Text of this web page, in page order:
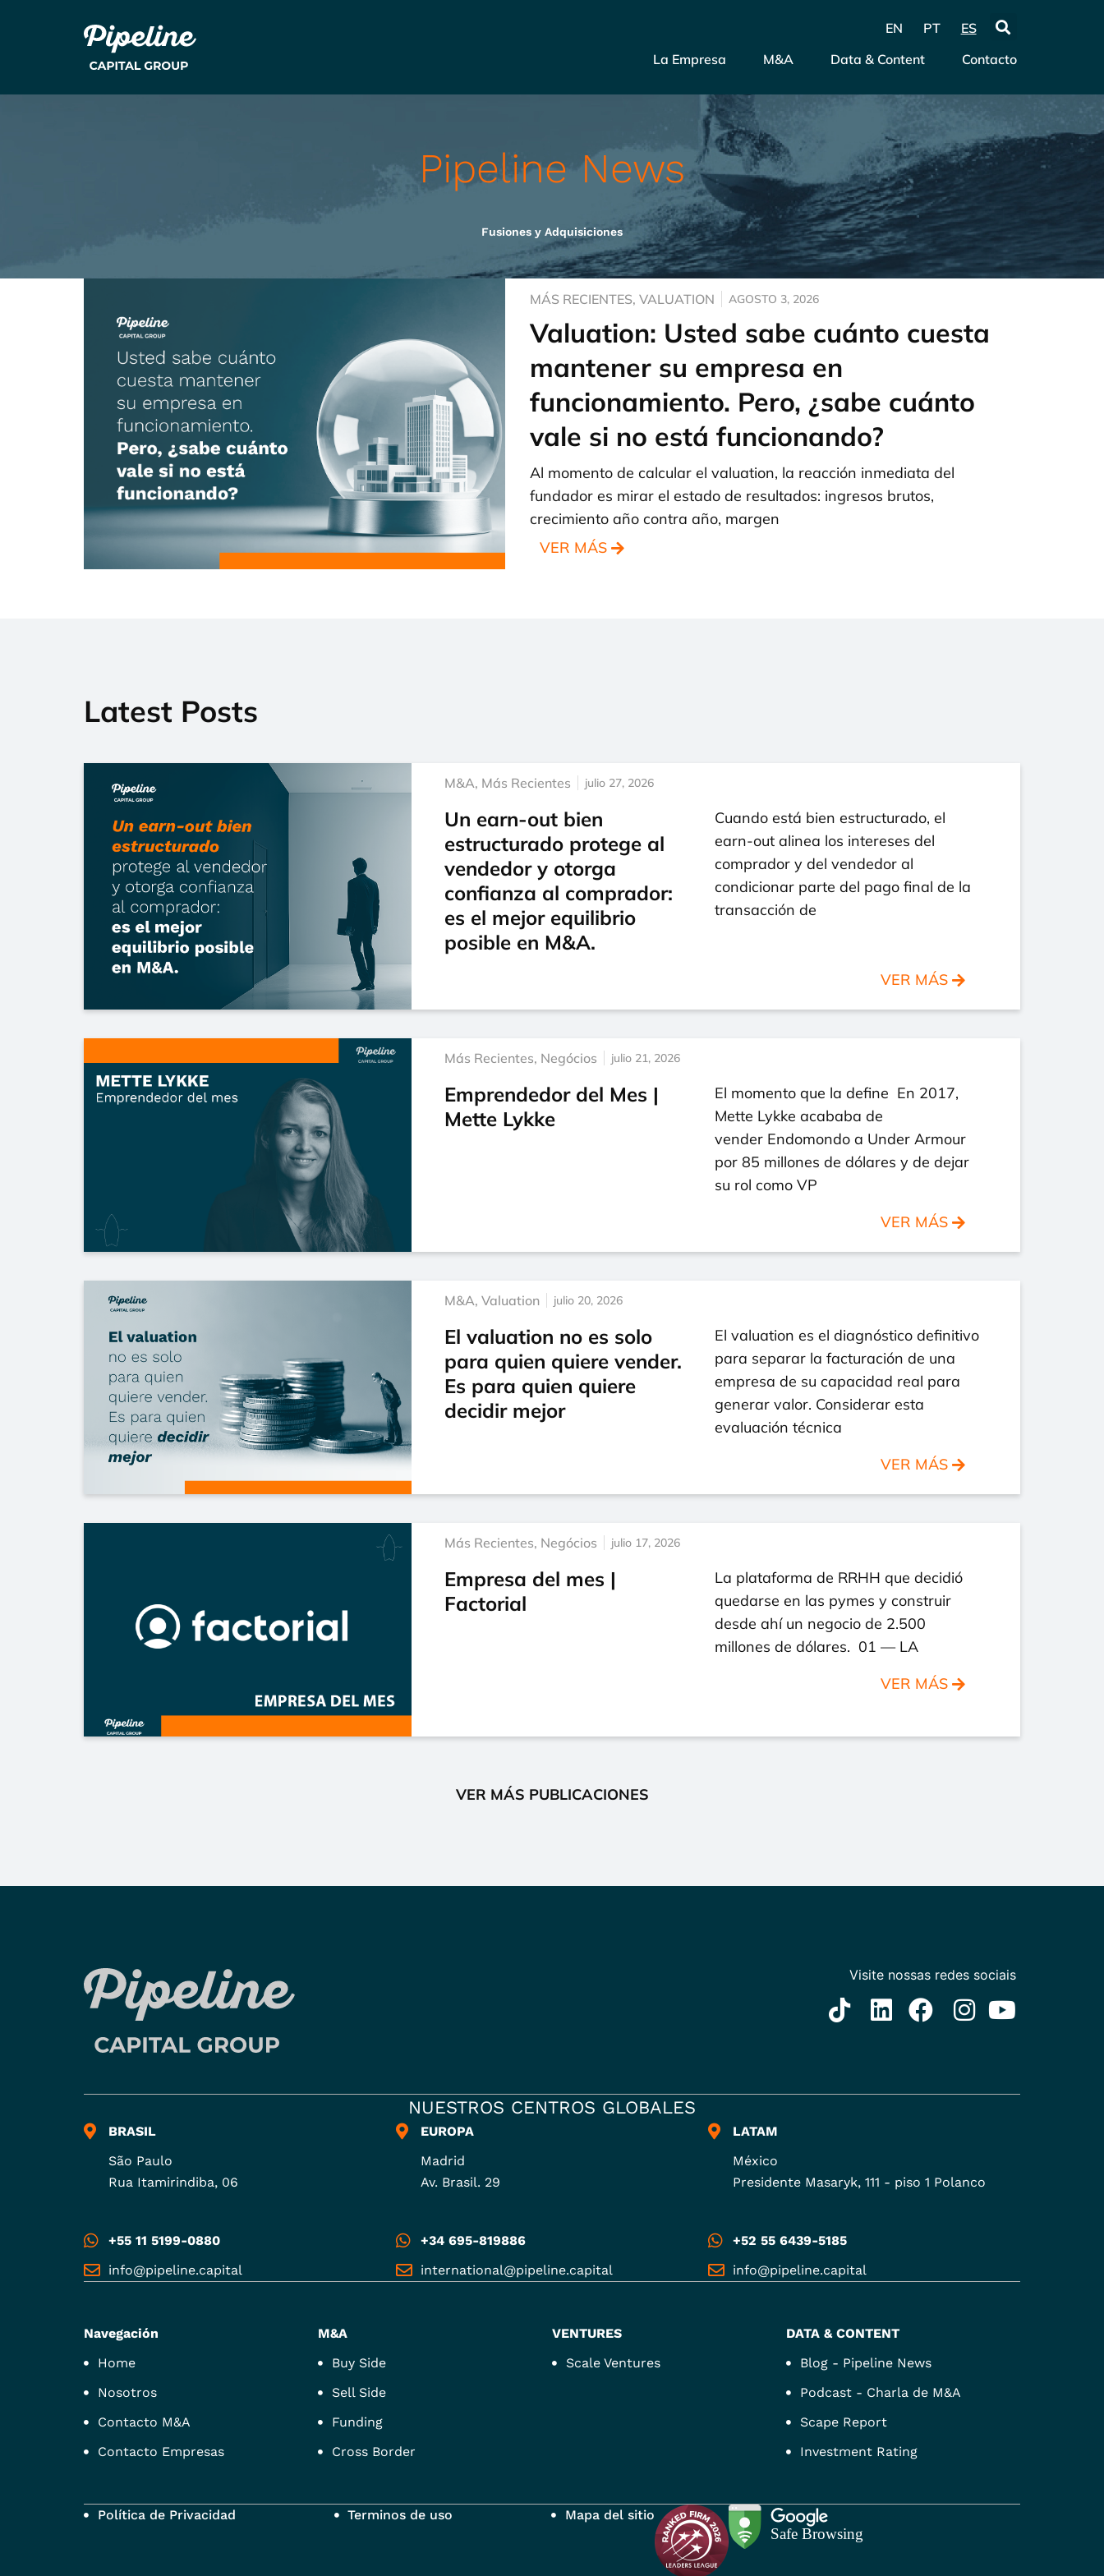
EN PT
ES
La Empresa
M&A Data & Content Contacto
Pipeline News
Fusiones y Adquisiciones
MÁS RECIENTES, VALUATION AGOSTO 3, 2026
Valuation: Usted sabe cuánto cuesta
mantener su empresa en
funcionamiento. Pero, ¿sabe cuánto
vale si no está funcionando?
Al momento de calcular el valuation, la reacción inmediata del
fundador es mirar el estado de resultados: ingresos brutos,
crecimiento año contra año, margen
VER MÁS
Latest Posts
M&A, Más Recientes julio 27, 2026
Un earn-out bien
estructurado protege al
vendedor y otorga
confianza al comprador:
es el mejor equilibrio
posible en M&A.
Cuando está bien estructurado, el
earn-out alinea los intereses del
comprador y del vendedor al
condicionar parte del pago final de la
transacción de
VER MÁS
Más Recientes, Negócios julio 21, 2026
Emprendedor del Mes |
Mette Lykke
El momento que la define En 2017,
Mette Lykke acababa de
vender Endomondo a Under Armour
por 85 millones de dólares y de dejar
su rol como VP
VER MÁS
M&A, Valuation julio 20, 2026
El valuation no es solo
para quien quiere vender.
Es para quien quiere
decidir mejor
El valuation es el diagnóstico definitivo
para separar la facturación de una
empresa de su capacidad real para
generar valor. Considerar esta
evaluación técnica
VER MÁS
Más Recientes, Negócios julio 17, 2026
Empresa del mes |
Factorial
La plataforma de RRHH que decidió
quedarse en las pymes y construir
desde ahí un negocio de 2.500
millones de dólares. 01 — LA
VER MÁS
VER MÁS PUBLICACIONES
NUESTROS CENTROS GLOBALES
BRASIL
São Paulo
Rua Itamirindiba, 06
+55 11 5199-0880
info@pipeline.capital
EUROPA
Madrid
Av. Brasil. 29
+34 695-819886
international@pipeline.capital
LATAM
México
Presidente Masaryk, 111 - piso 1 Polanco
+52 55 6439-5185
info@pipeline.capital
Navegación
Home
Nosotros
Contacto M&A
Contacto Empresas
M&A
Buy Side
Sell Side
Funding
Cross Border
VENTURES
Scale Ventures
DATA & CONTENT
Blog - Pipeline News
Podcast - Charla de M&A
Scape Report
Investment Rating
Política de Privacidad Terminos de uso Mapa del sitio